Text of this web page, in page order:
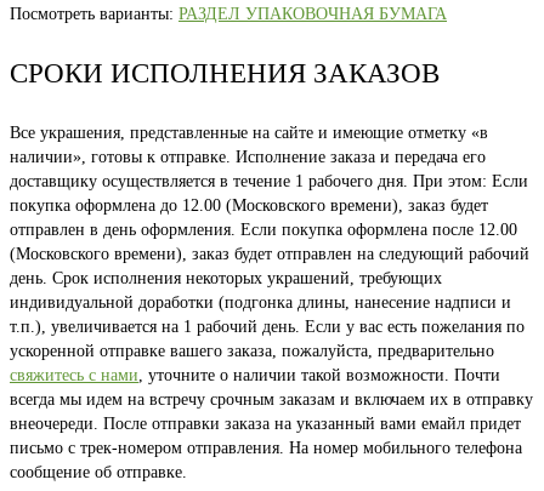
Посмотреть варианты: РАЗДЕЛ УПАКОВОЧНАЯ БУМАГА
СРОКИ ИСПОЛНЕНИЯ ЗАКАЗОВ
Все украшения, представленные на сайте и имеющие отметку «в
наличии», готовы к отправке. Исполнение заказа и передача его
доставщику осуществляется в течение 1 рабочего дня. При этом: Если
покупка оформлена до 12.00 (Московского времени), заказ будет
отправлен в день оформления. Если покупка оформлена после 12.00
(Московского времени), заказ будет отправлен на следующий рабочий
день. Срок исполнения некоторых украшений, требующих
индивидуальной доработки (подгонка длины, нанесение надписи и
т.п.), увеличивается на 1 рабочий день. Если у вас есть пожелания по
ускоренной отправке вашего заказа, пожалуйста, предварительно
свяжитесь с нами, уточните о наличии такой возможности. Почти
всегда мы идем на встречу срочным заказам и включаем их в отправку
внеочереди. После отправки заказа на указанный вами емайл придет
письмо с трек-номером отправления. На номер мобильного телефона
сообщение об отправке.